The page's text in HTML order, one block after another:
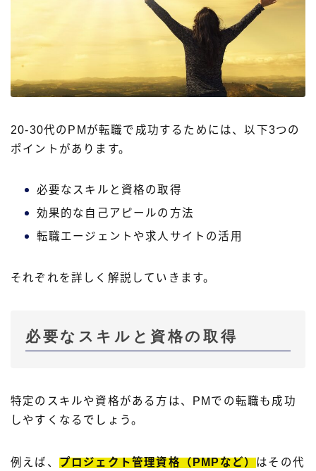
20-30代のPMが転職で成功するためには、以下3つの
ポイントがあります。
必要なスキルと資格の取得
効果的な自己アピールの方法
転職エージェントや求人サイトの活用
それぞれを詳しく解説していきます。
必要なスキルと資格の取得
特定のスキルや資格がある方は、PMでの転職も成功
しやすくなるでしょう。
例えば、 プロジェクト管理資格（PMPなど） はその代